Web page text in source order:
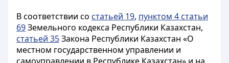
В соответствии со статьей 19, пунктом 4 статьи
69Земельного кодекса Республики Казахстан,
статьей 35Закона Республики Казахстан «О
местном государственном управлении и